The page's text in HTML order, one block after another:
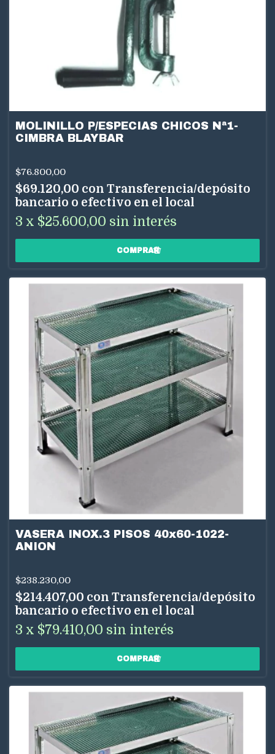
MOLINILLO P/ESPECIAS CHICOS Nª1-
CIMBRA BLAYBAR
$76.800,00
$69.120,00 con Transferencia/depósito
bancario o efectivo en el local
3 x $25.600,00 sin interés
VASERA INOX.3 PISOS 40x60-1022-
ANION
$238.230,00
$214.407,00 con Transferencia/depósito
bancario o efectivo en el local
3 x $79.410,00 sin interés